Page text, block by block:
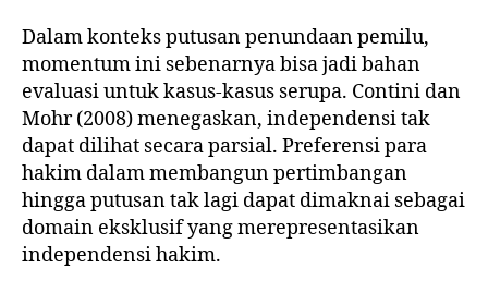
Dalam konteks putusan penundaan pemilu,
momentum ini sebenarnya bisa jadi bahan
evaluasi untuk kasus-kasus serupa. Contini dan
Mohr (2008) menegaskan, independensi tak
dapat dilihat secara parsial. Preferensi para
hakim dalam membangun pertimbangan
hingga putusan tak lagi dapat dimaknai sebagai
domain eksklusif yang merepresentasikan
independensi hakim.